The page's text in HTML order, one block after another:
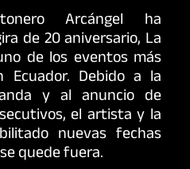
Arcángel ha
de 20 aniversario, La
de los eventos más
Debido a la
y al anuncio de
el artista y la
nuevas fechas
quede fuera.